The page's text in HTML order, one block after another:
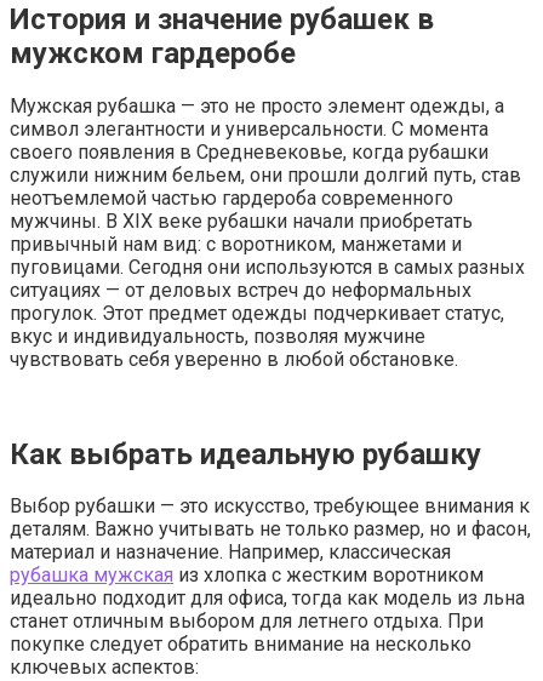
История и значение рубашек в
мужском гардеробе
Мужская рубашка — это не просто элемент одежды, а
символ элегантности и универсальности. С момента
своего появления в Средневековье, когда рубашки
служили нижним бельем, они прошли долгий путь, став
неотъемлемой частью гардероба современного
мужчины. В XIX веке рубашки начали приобретать
привычный нам вид: с воротником, манжетами и
пуговицами. Сегодня они используются в самых разных
ситуациях — от деловых встреч до неформальных
прогулок. Этот предмет одежды подчеркивает статус,
вкус и индивидуальность, позволяя мужчине
чувствовать себя уверенно в любой обстановке.
Как выбрать идеальную рубашку
Выбор рубашки — это искусство, требующее внимания к
деталям. Важно учитывать не только размер, но и фасон,
материал и назначение. Например, классическая
рубашка мужская из хлопка с жестким воротником
идеально подходит для офиса, тогда как модель из льна
станет отличным выбором для летнего отдыха. При
покупке следует обратить внимание на несколько
ключевых аспектов: